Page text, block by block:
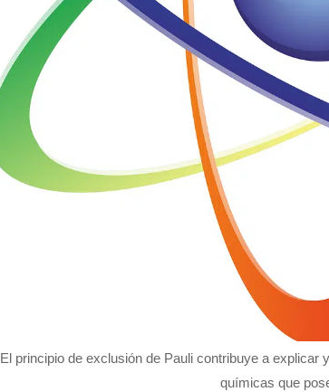
El principio de exclusión de Pauli contribuye a
químicas que